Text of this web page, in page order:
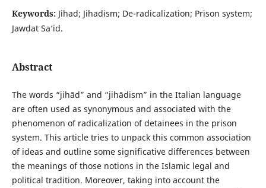
Keywords: Jihad; Jihadism; De-radicalization; Prison system;
Jawdat Sa‘id.
Abstract
The words “jihād” and “jihādism” in the Italian language
are often used as synonymous and associated with the
phenomenon of radicalization of detainees in the prison
system. This article tries to unpack this common association
of ideas and outline some significative differences between
the meanings of those notions in the Islamic legal and
political tradition. Moreover, taking into account the